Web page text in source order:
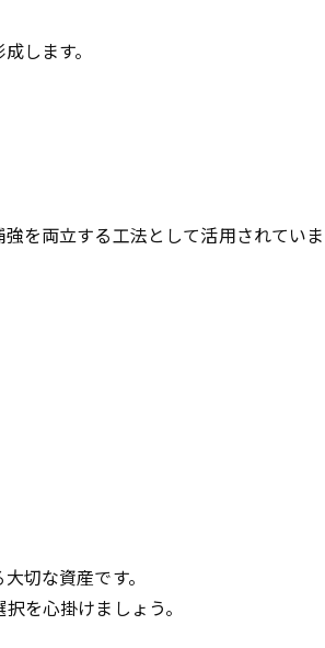
します。
を両立する工法として活用されていま
切な資産です。
を心掛けましょう。